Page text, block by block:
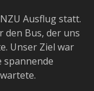
Bus, der uns
Unser Ziel war
spannende